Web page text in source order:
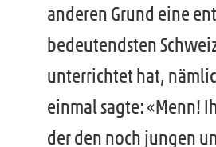
anderen Grund eine
bedeutendsten
unterrichtet hat,
einmal sagte: «Menn!
der den noch jungen